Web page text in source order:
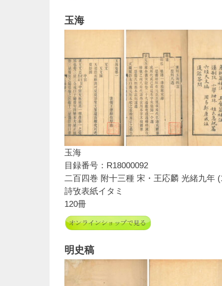
玉海
玉海
目録番号：R18000092
二百四巻 附十三種 宋・王応麟 光緒九年
詩攷表紙イタミ
120冊
明史稿